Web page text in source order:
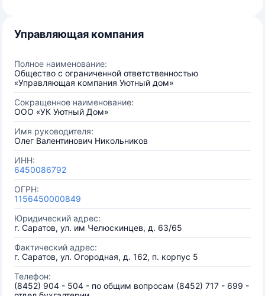
Управляющая компания
Полное наименование:
Общество с ограниченной ответственностью
«Управляющая компания Уютный дом»
Сокращенное наименование:
ООО «УК Уютный Дом»
Имя руководителя:
Олег Валентинович Никольников
ИНН:
6450086792
ОГРН:
1156450000849
Юридический адрес:
г. Саратов, ул. им Челюскинцев, д. 63/65
Фактический адрес:
г. Саратов, ул. Огородная, д. 162, п. корпус 5
Телефон:
(8452) 904 - 504 - по общим вопросам (8452) 717 - 699 -